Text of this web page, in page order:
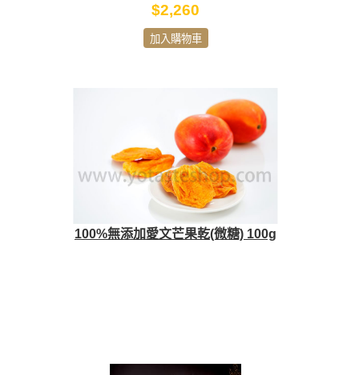
$2,260
加入購物車
100%無添加愛文芒果乾(微糖) 100g